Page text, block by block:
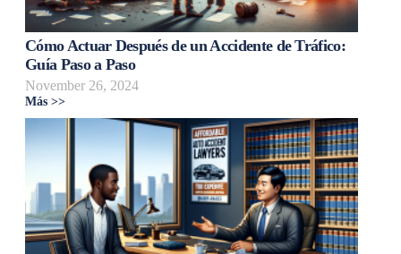
Cómo Actuar Después de un Accidente de Tráfico:
Guía Paso a Paso
November 26, 2024
Más >>